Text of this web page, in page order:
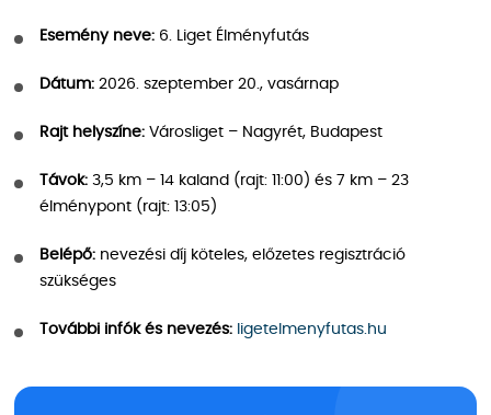
Esemény neve: 6. Liget Élményfutás
Dátum: 2026. szeptember 20., vasárnap
Rajt helyszíne: Városliget – Nagyrét, Budapest
Távok: 3,5 km – 14 kaland (rajt: 11:00) és 7 km – 23
élménypont (rajt: 13:05)
Belépő: nevezési díj köteles, előzetes regisztráció
szükséges
További infók és nevezés: ligetelmenyfutas.hu